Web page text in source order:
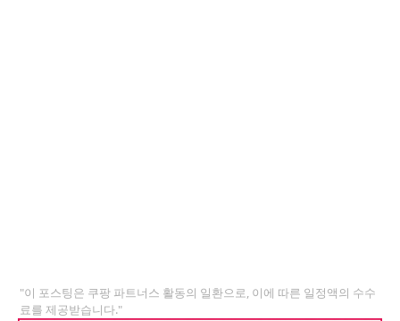
"이 포스팅은 쿠팡 파트너스 활동의 일환으로, 이에 따른 일정액의 수수
료를 제공받습니다."